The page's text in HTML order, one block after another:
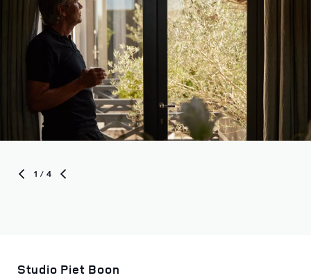
1 / 4
Studio Piet Boon